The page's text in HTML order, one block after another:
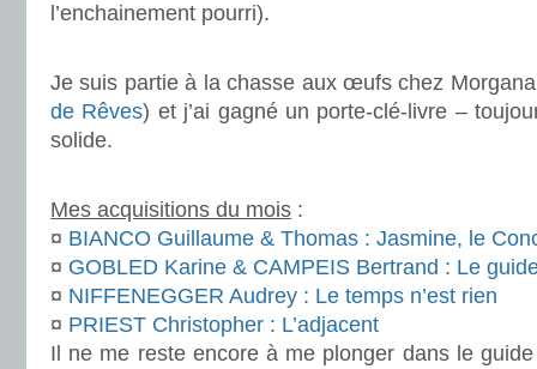
l’enchainement pourri).
Je suis partie à la chasse aux œufs chez
de Rêves) et j’ai gagné un porte-clé-livre –
solide.
Mes acquisitions du mois :
¤ BIANCO Guillaume & Thomas : Jasmine, le
¤ GOBLED Karine & CAMPEIS Bertrand : Le
¤ NIFFENEGGER Audrey : Le temps n’est rien
¤ PRIEST Christopher : L’adjacent
Il ne me reste encore à me plonger dans le